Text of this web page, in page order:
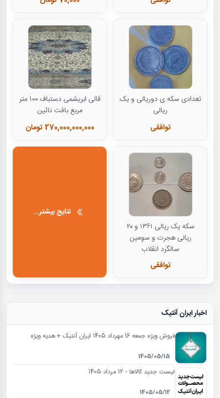
تعدادی سکه ی دوریالی و یک
ریالی
توافقی
قالی ابریشمی دستباف ۱۰۰ متر
مربع بافت نائین
270,000,000,000 تومان
سکه یک ریالی ۱۳۶۱ و ۲۰
ریالی هجرت و سومین
سالگرد انقلاب
توافقی
نتایج بیشتر...
اخبار ایران آنتیک
فروش ویژه جمعه 16 مهرداد 1405 ایران آنتیک + هدیه ویژه
1405/05/15
لیست جدید کالاها - 12 مرداد 1405
1405/05/12